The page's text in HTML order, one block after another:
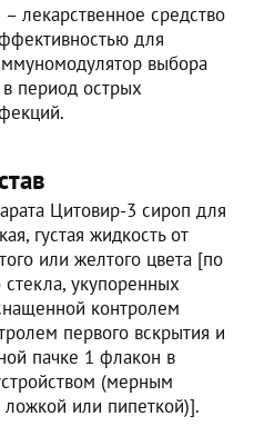
лекарственное средство
для
выбора
период острых
Цитовир-3 сироп для
густая жидкость от
или желтого цвета [по
укупоренных
контролем
первого вскрытия и
пачке 1 флакон в
(мерным
ложкой или пипеткой)].